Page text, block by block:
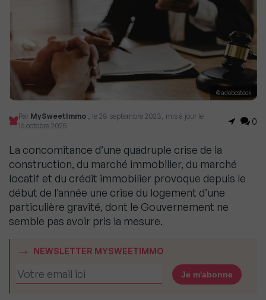
© adobestock
Par MySweetImmo , le 28 septembre 2023, mis à jour le
16 octobre 2025
0
La concomitance d’une quadruple crise de la
construction, du marché immobilier, du marché
locatif et du crédit immobilier provoque depuis le
début de l’année une crise du logement d’une
particulière gravité, dont le Gouvernement ne
semble pas avoir pris la mesure.
NEWSLETTER MYSWEETIMMO